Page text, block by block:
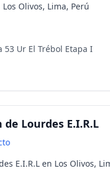
Olivos, Lima, Perú
53 Ur El Trébol Etapa I
Lourdes E.I.R.L
E.I.R.L en Los Olivos,